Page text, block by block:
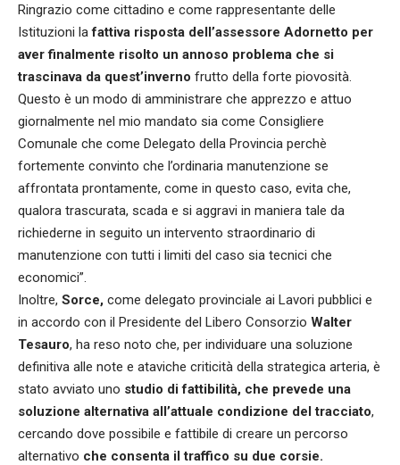
Ringrazio come cittadino e come rappresentante delle
Istituzioni lafattiva risposta dell’assessore Adornetto per
aver finalmente risolto un annoso problema che si
trascinava da quest’inverno frutto della forte piovosità.
Questo è un modo di amministrare che apprezzo e attuo
giornalmente nel mio mandato sia come Consigliere
Comunale che come Delegato della Provincia perchè
fortemente convinto che l’ordinaria manutenzione se
affrontata prontamente, come in questo caso, evita che,
qualora trascurata, scada e si aggravi in maniera tale da
richiederne in seguito un intervento straordinario di
manutenzione con tutti i limiti del caso sia tecnici che
economici”.
Inoltre, Sorce, come delegato provinciale ai Lavori pubblici e
in accordo con il Presidente del Libero Consorzio Walter
Tesauro, ha reso noto che, per individuare una soluzione
definitiva alle note e ataviche criticità della strategica arteria, è
stato avviato uno studio di fattibilità, che prevede una
soluzione alternativa all’attuale condizione del tracciato,
cercando dove possibile e fattibile di creare un percorso
alternativo che consenta il traffico su due corsie.